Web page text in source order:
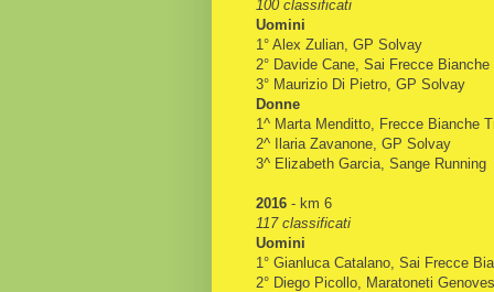
100 classificati
Uomini
1° Alex Zulian, GP Solvay
2° Davide Cane, Sai Frecce Bianche
3° Maurizio Di Pietro, GP Solvay
Donne
1^ Marta Menditto, Frecce Bianche
2^ Ilaria Zavanone, GP Solvay
3^ Elizabeth Garcia, Sange Running
2016 - km 6
117 classificati
Uomini
1° Gianluca Catalano, Sai Frecce
2° Diego Picollo, Maratoneti